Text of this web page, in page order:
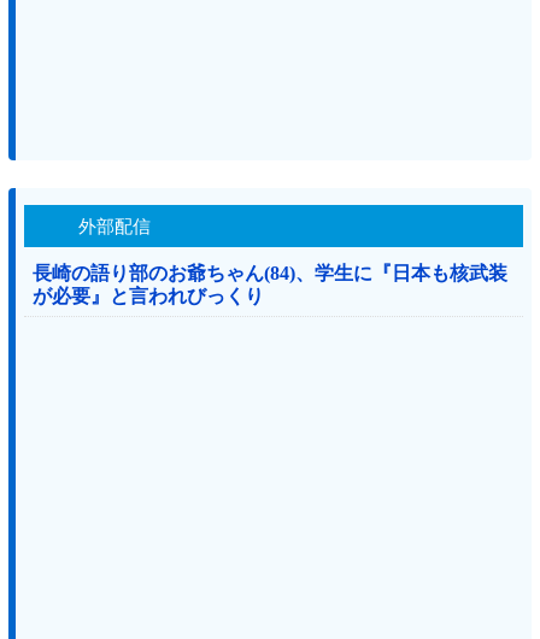
外部配信
長崎の語り部のお爺ちゃん(84)、学生に『日本も核武装
が必要』と言われびっくり